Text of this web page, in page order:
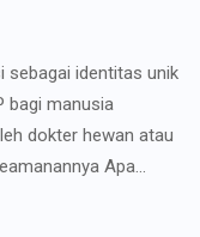
sebagai identitas unik
bagi manusia
dokter hewan atau
Apa...